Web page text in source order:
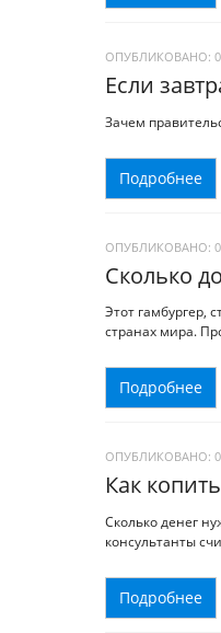
ОПУБЛИКОВАНО:
Если
Зачем
Подробнее
ОПУБЛИКОВАНО:
Сколько
Этот гамбургер,
странах мира.
Подробнее
ОПУБЛИКОВАНО:
Как
Сколько денег
консультанты
Подробнее